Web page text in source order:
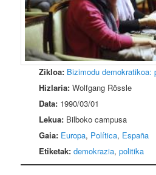
Zikloa: Bizimodu demokratikoa:
Hizlaria: Wolfgang Rössle
Data: 1990/03/01
Lekua: Bilboko campusa
Gaia: Europa, Política, España
Etiketak: demokrazia,politika